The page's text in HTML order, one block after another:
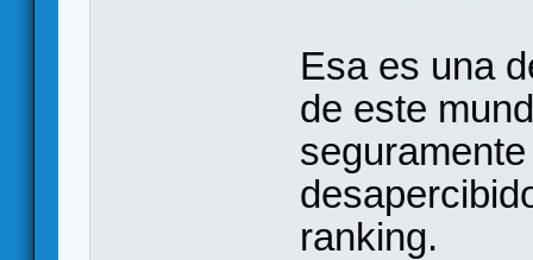
Esa es una
de este
ranking.